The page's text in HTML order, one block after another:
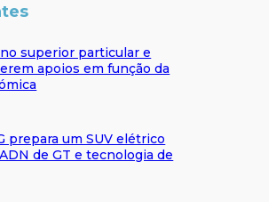
superior particular e
apoios em função da
prepara um SUV elétrico
de GT e tecnologia de